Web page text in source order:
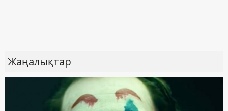
Жаңалықтар